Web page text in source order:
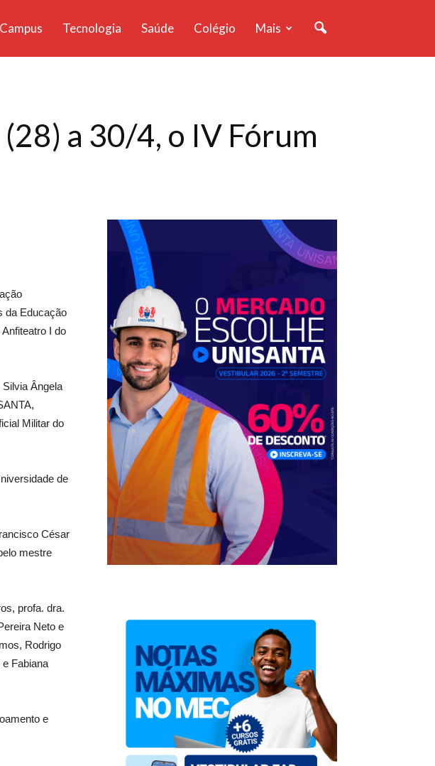
Campus Tecnologia Saúde Colégio Mais
a 30/4, o IV Fórum
da Educação
I do
Ângela
Militar do
de
César
mestre
profa. dra.
Neto e
Rodrigo
Fabiana
e